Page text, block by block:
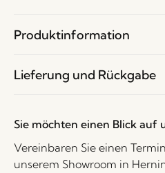
Produktinformation
Lieferung und Rückgabe
Sie möchten einen Blick auf
Vereinbaren Sie einen
unserem Showroom in